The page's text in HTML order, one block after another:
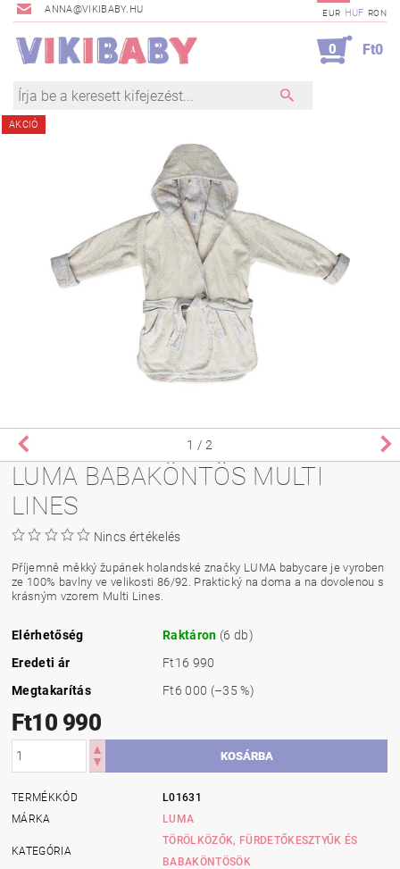
ANNA@VIKIBABY.HU EUR HUF RON
0 Ft0
AKCIÓ
1 / 2
LUMA BABAKÖNTÖS MULTI
LINES
Nincs értékelés
Příjemně měkký župánek holandské značky LUMA babycare je vyroben
ze 100% bavlny ve velikosti 86/92. Praktický na doma a na dovolenou s
krásným vzorem Multi Lines.
Elérhetőség Raktáron (6 db)
Eredeti ár
Ft16 990
Megtakarítás
Ft6 000 (–35 %)
Ft10 990
TERMÉKKÓD
L01631
MÁRKA
LUMA
KATEGÓRIA
TÖRÖLKÖZŐK, FÜRDETŐKESZTYŰK ÉS
BABAKÖNTÖSÖK